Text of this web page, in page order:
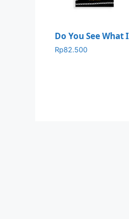
Do You See What I
Rp82.500